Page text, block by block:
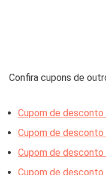
Confira cupons de
Cupom de
Cupom de desconto
Cupom de desconto
Cupom de desconto